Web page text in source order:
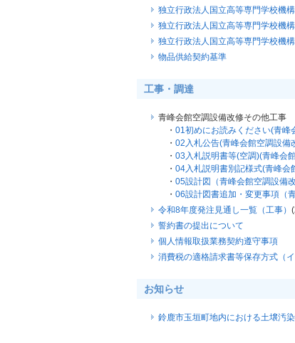
独立行政法人国立高等専門学校機
独立行政法人国立高等専門学校機
独立行政法人国立高等専門学校機
物品供給契約基準
工事・調達
青峰会館空調設備改修その他工事
・ 01初めにお読みください(青峰
・ 02入札公告(青峰会館空調設備
・ 03入札説明書等(空調)(青峰会
・ 04入札説明書別記様式(青峰会
・ 05設計図（青峰会館空調設備
・ 06設計図書追加・変更事項（
令和8年度発注見通し一覧（工事）
誓約書の提出について
個人情報取扱業務契約遵守事項
消費税の適格請求書等保存方式（
お知らせ
鈴鹿市玉垣町地内における土壌汚